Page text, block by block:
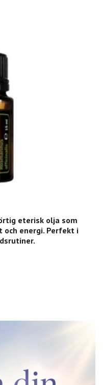
eterisk olja som
energi. Perfekt i